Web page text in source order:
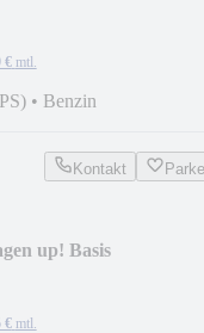
€ mtl.
• Benzin
Kontakt
up! Basis
€ mtl.